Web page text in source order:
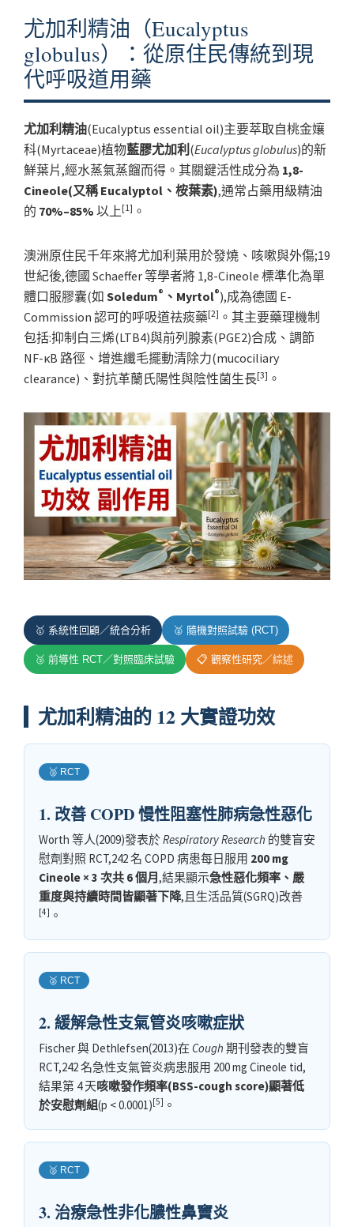
尤加利精油（Eucalyptus
globulus）：從原住民傳統到現
代呼吸道用藥
尤加利精油(Eucalyptus essential oil)主要萃取自桃金孃
科(Myrtaceae)植物藍膠尤加利 (Eucalyptus globulus)的新
鮮葉片,經水蒸氣蒸餾而得。其關鍵活性成分為 1,8-
Cineole(又稱 Eucalyptol、桉葉素),通常占藥用級精油
的 70%–85% 以上 [1] 。
澳洲原住民千年來將尤加利葉用於發燒、咳嗽與外傷;19
世紀後,德國 Schaeffer 等學者將 1,8-Cineole 標準化為單
體口服膠囊(如 Soledum® 、Myrtol®),成為德國 E-
Commission 認可的呼吸道祛痰藥[2] 。其主要藥理機制
包括:抑制白三烯(LTB4)與前列腺素(PGE2)合成、調節
NF-κB 路徑、增進纖毛擺動清除力(mucociliary
clearance)、對抗革蘭氏陽性與陰性菌生長[3] 。
🥇 系統性回顧／統合分析 🥈 隨機對照試驗 (RCT)
🥉 前導性 RCT／對照臨床試驗 📋 觀察性研究／綜述
尤加利精油的 12 大實證功效
🥈 RCT
1. 改善 COPD 慢性阻塞性肺病急性惡化
Worth 等人(2009)發表於Respiratory Research 的雙盲安
慰劑對照 RCT,242 名 COPD 病患每日服用 200 mg
Cineole × 3 次共 6 個月,結果顯示急性惡化頻率、嚴
重度與持續時間皆顯著下降,且生活品質(SGRQ)改善
[4] 。
🥈 RCT
2. 緩解急性支氣管炎咳嗽症狀
Fischer 與 Dethlefsen(2013)在 Cough 期刊發表的雙盲
RCT,242 名急性支氣管炎病患服用 200 mg Cineole tid,
結果第 4 天咳嗽發作頻率(BSS-cough score)顯著低
於安慰劑組(p < 0.0001)[5] 。
🥈 RCT
3. 治療急性非化膿性鼻竇炎